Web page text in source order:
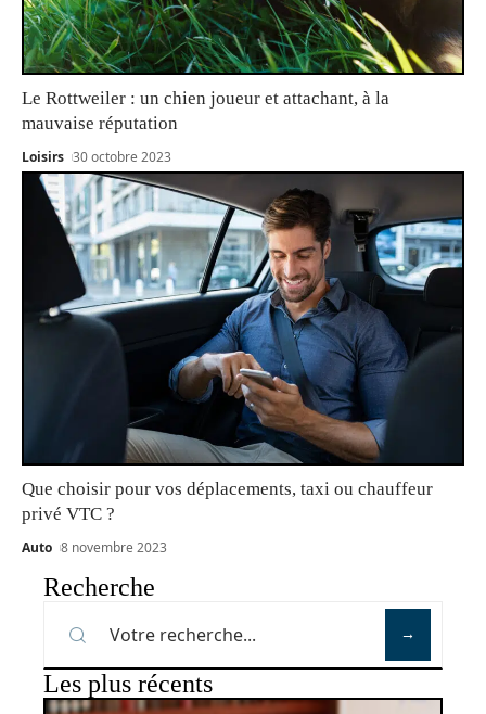
Le Rottweiler : un chien joueur et attachant, à la
mauvaise réputation
Loisirs 30 octobre 2023
Que choisir pour vos déplacements, taxi ou chauffeur
privé VTC ?
Auto 8 novembre 2023
Recherche
Les plus récents